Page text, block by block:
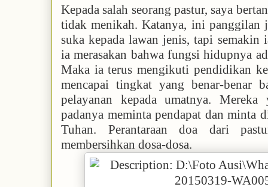
Kepada salah seorang pastur, saya
tidak menikah. Katanya, ini panggilan
suka kepada lawan jenis, tapi semakin
ia merasakan bahwa fungsi hidupnya
Maka ia terus mengikuti pendidikan
mencapai tingkat yang benar-benar
pelayanan kepada umatnya.
padanya meminta pendapat dan minta
Tuhan. Perantaraan doa dari
membersihkan dosa-dosa.